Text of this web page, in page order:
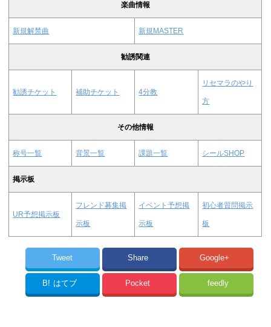
楽曲情報
新規解禁曲 新規MASTER
勧誘関連
勧誘チケット 補助チケット 4分教
リセマラのやり
方
その他情報
称号一覧 背景一覧 課題一覧 シールSHOP
掲示板
UR予想掲示板
フレンド募集掲
示板
イベント予想掲
示板
初心者質問掲示
板
Tweet Share Google+
B! はてブ Pocket feedly